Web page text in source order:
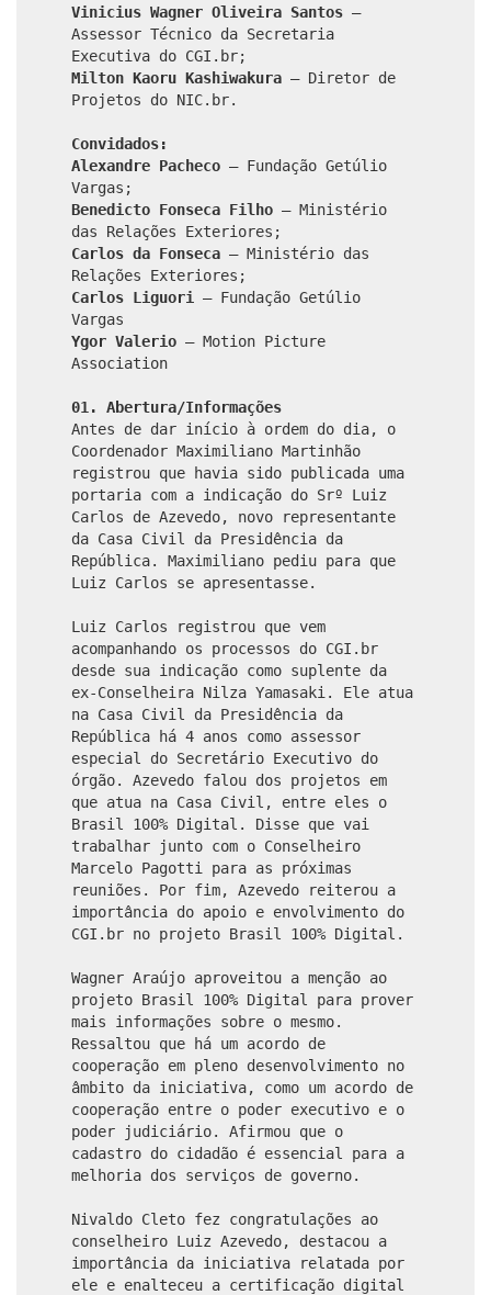
Vinicius Wagner Oliveira Santos –
Assessor Técnico da Secretaria
Executiva do CGI.br;
Milton Kaoru Kashiwakura – Diretor de
Projetos do NIC.br.
Convidados:
Alexandre Pacheco – Fundação Getúlio
Vargas;
Benedicto Fonseca Filho – Ministério
das Relações Exteriores;
Carlos da Fonseca – Ministério das
Relações Exteriores;
Carlos Liguori
– Fundação Getúlio
Vargas
Ygor Valerio – Motion Picture
Association
01. Abertura/Informações
Antes de dar início à ordem do dia, o
Coordenador Maximiliano Martinhão
registrou que havia sido publicada uma
portaria com a indicação do Srº Luiz
Carlos de Azevedo, novo representante
da Casa Civil da Presidência da
República. Maximiliano pediu para que
Luiz Carlos se apresentasse.
Luiz Carlos registrou que vem
acompanhando os processos do CGI.br
desde sua indicação como suplente da
ex-Conselheira Nilza Yamasaki. Ele atua
na Casa Civil da Presidência da
República há 4 anos como assessor
especial do Secretário Executivo do
órgão. Azevedo falou dos projetos em
que atua na Casa Civil, entre eles o
Brasil 100% Digital. Disse que vai
trabalhar junto com o Conselheiro
Marcelo Pagotti para as próximas
reuniões. Por fim, Azevedo reiterou a
importância do apoio e envolvimento do
CGI.br no projeto Brasil 100% Digital.
Wagner Araújo aproveitou a menção ao
projeto Brasil 100% Digital para prover
mais informações sobre o mesmo.
Ressaltou que há um acordo de
cooperação em pleno desenvolvimento no
âmbito da iniciativa, como um acordo de
cooperação entre o poder executivo e o
poder judiciário. Afirmou que o
cadastro do cidadão é essencial para a
melhoria dos serviços de governo.
Nivaldo Cleto fez congratulações ao
conselheiro Luiz Azevedo, destacou a
importância da iniciativa relatada por
ele e enalteceu a certificação digital